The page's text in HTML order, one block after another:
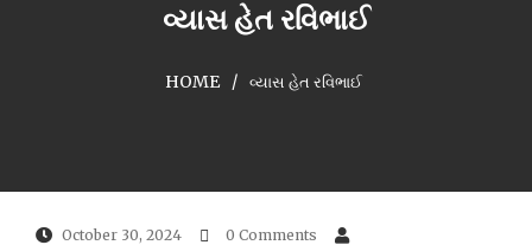
વ્યાસ હેત રવિભાઈ
HOME વ્યાસ હેત રવિભાઈ
October 30, 2024 0 Comments